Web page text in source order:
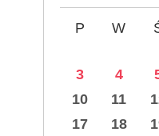
P W
3
4
10
11
17
18